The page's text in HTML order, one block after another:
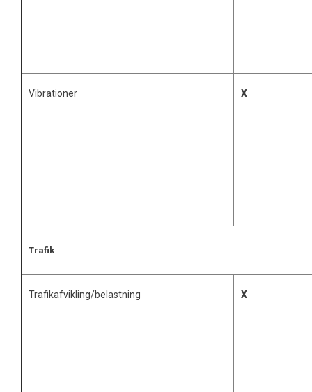
Vibrationer X
Trafik
Trafikafvikling/belastning X